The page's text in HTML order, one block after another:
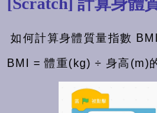
如何計算身體質量指數
BMI = 體重(kg) ÷ 身高(m)